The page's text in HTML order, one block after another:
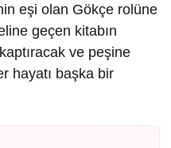
eşi olan Gökçe rolüne
geçen kitabın
ve peşine
hayatı başka bir